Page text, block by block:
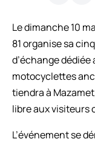
Le dimanche 10
81 organise sa
d’échange
motocyclettes
tiendra à
libre aux visiteurs
L’événement se